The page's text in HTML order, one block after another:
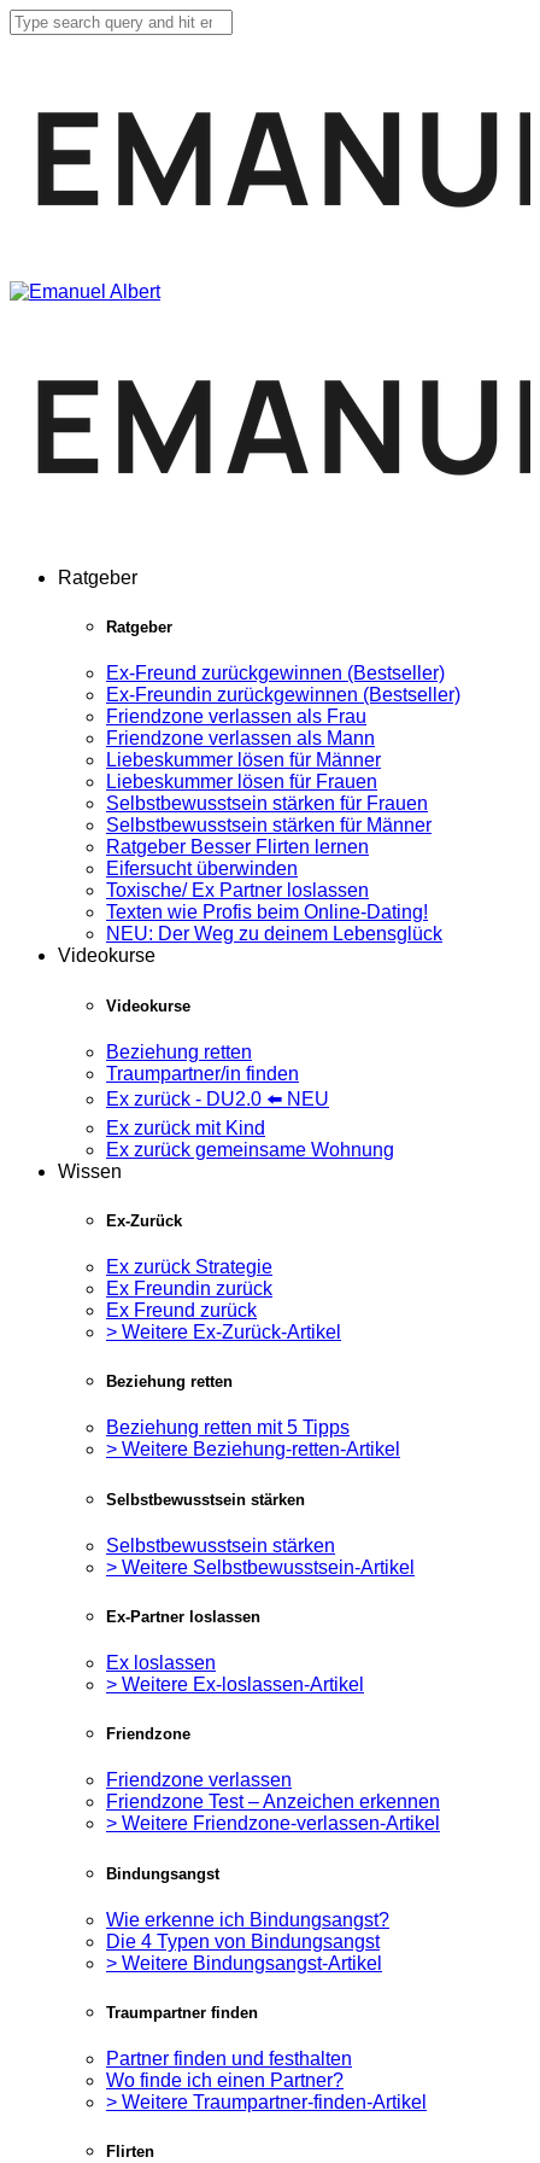
Ratgeber
Ratgeber
Ex-Freund zurückgewinnen (Bestseller)
Ex-Freundin zurückgewinnen (Bestseller)
Friendzone verlassen als Frau
Friendzone verlassen als Mann
Liebeskummer lösen für Männer
Liebeskummer lösen für Frauen
Selbstbewusstsein stärken für Frauen
Selbstbewusstsein stärken für Männer
Ratgeber Besser Flirten lernen
Eifersucht überwinden
Toxische/ Ex Partner loslassen
Texten wie Profis beim Online-Dating!
NEU: Der Weg zu deinem Lebensglück
Videokurse
Videokurse
Beziehung retten
Traumpartner/in finden
Ex zurück - DU2.0 ⬅️ NEU
Ex zurück mit Kind
Ex zurück gemeinsame Wohnung
Wissen
Ex-Zurück
Ex zurück Strategie
Ex Freundin zurück
Ex Freund zurück
> Weitere Ex-Zurück-Artikel
Beziehung retten
Beziehung retten mit 5 Tipps
> Weitere Beziehung-retten-Artikel
Selbstbewusstsein stärken
Selbstbewusstsein stärken
> Weitere Selbstbewusstsein-Artikel
Ex-Partner loslassen
Ex loslassen
> Weitere Ex-loslassen-Artikel
Friendzone
Friendzone verlassen
Friendzone Test – Anzeichen erkennen
> Weitere Friendzone-verlassen-Artikel
Bindungsangst
Wie erkenne ich Bindungsangst?
Die 4 Typen von Bindungsangst
> Weitere Bindungsangst-Artikel
Traumpartner finden
Partner finden und festhalten
Wo finde ich einen Partner?
> Weitere Traumpartner-finden-Artikel
Flirten